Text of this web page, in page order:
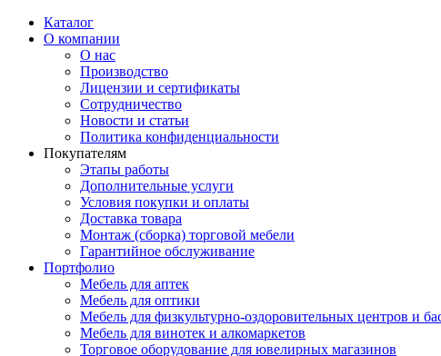
Каталог
О компании
О нас
Производство
Лицензии и сертификаты
Сотрудничество
Новости и статьи
Политика конфиденциальности
Покупателям
Этапы работы
Дополнительные услуги
Условия покупки и оплаты
Доставка товара
Монтаж (сборка) торговой мебели
Гарантийное обслуживание
Портфолио
Мебель для аптек
Мебель для оптики
Мебель для физкультурно-оздоровительных центров и
Мебель для винотек и алкомаркетов
Торговое оборудование для ювелирных магазинов